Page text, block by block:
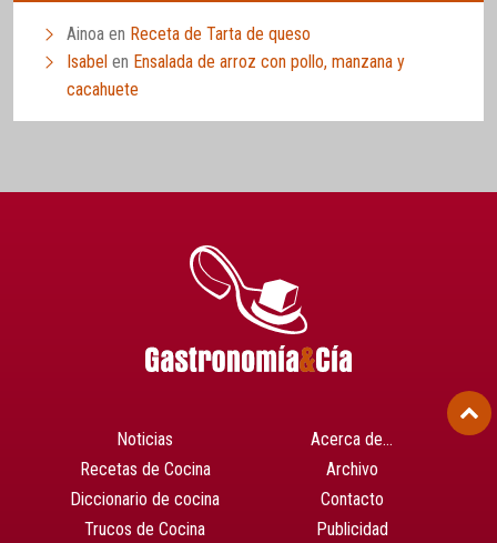
Ainoa en Receta de Tarta de queso
Isabel en Ensalada de arroz con pollo, manzana y
cacahuete
Noticias
Recetas de Cocina
Diccionario de cocina
Trucos de Cocina
Acerca de…
Archivo
Contacto
Publicidad